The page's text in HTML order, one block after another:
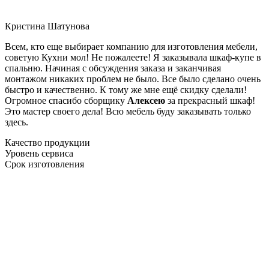
Кристина Шатунова
Всем, кто еще выбирает компанию для изготовления мебели,
советую Кухни мол! Не пожалеете! Я заказывала шкаф-купе в
спальню. Начиная с обсуждения заказа и заканчивая
монтажом никаких проблем не было. Все было сделано очень
быстро и качественно. К тому же мне ещё скидку сделали!
Огромное спасибо сборщику Алексею за прекрасный шкаф!
Это мастер своего дела! Всю мебель буду заказывать только
здесь.
Качество продукции
Уровень сервиса
Срок изготовления